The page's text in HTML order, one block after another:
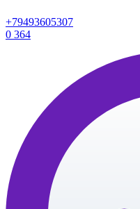
+79493605307
0 364